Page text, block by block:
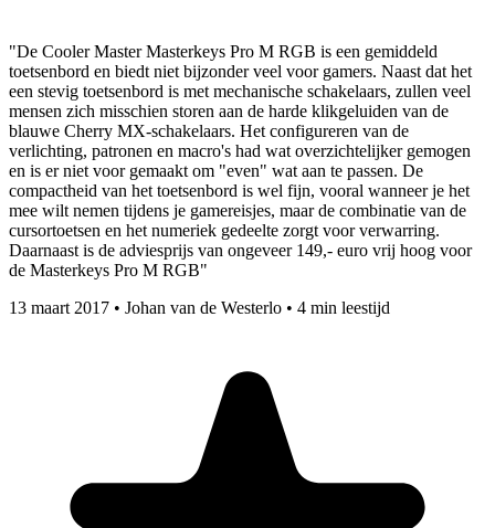
"De Cooler Master Masterkeys Pro M RGB is een gemiddeld
toetsenbord en biedt niet bijzonder veel voor gamers. Naast dat het
een stevig toetsenbord is met mechanische schakelaars, zullen veel
mensen zich misschien storen aan de harde klikgeluiden van de
blauwe Cherry MX-schakelaars. Het configureren van de
verlichting, patronen en macro's had wat overzichtelijker gemogen
en is er niet voor gemaakt om "even" wat aan te passen. De
compactheid van het toetsenbord is wel fijn, vooral wanneer je het
mee wilt nemen tijdens je gamereisjes, maar de combinatie van de
cursortoetsen en het numeriek gedeelte zorgt voor verwarring.
Daarnaast is de adviesprijs van ongeveer 149,- euro vrij hoog voor
de Masterkeys Pro M RGB"
13 maart 2017 • Johan van de Westerlo • 4 min leestijd